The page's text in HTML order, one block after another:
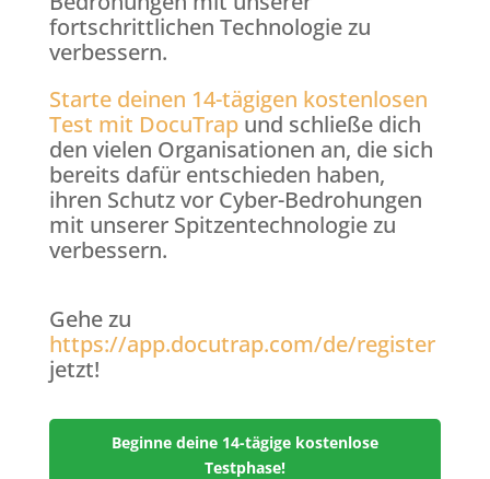
fortschrittlichen Technologie zu
verbessern.
Starte deinen 14-tägigen kostenlosen
Test mit DocuTrap und schließe dich
den vielen Organisationen an, die sich
bereits dafür entschieden haben,
ihren Schutz vor Cyber-Bedrohungen
mit unserer Spitzentechnologie zu
verbessern.
Gehe zu
https://app.docutrap.com/de/register
jetzt!
Beginne deine 14-tägige kostenlose
Testphase!